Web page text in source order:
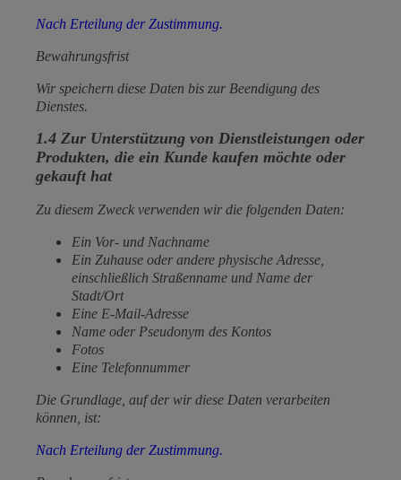
Nach Erteilung der Zustimmung.
Bewahrungsfrist
Wir speichern diese Daten bis zur Beendigung des
Dienstes.
1.4 Zur Unterstützung von Dienstleistungen oder
Produkten, die ein Kunde kaufen möchte oder
gekauft hat
Zu diesem Zweck verwenden wir die folgenden Daten:
Ein Vor- und Nachname
Ein Zuhause oder andere physische Adresse,
einschließlich Straßenname und Name der
Stadt/Ort
Eine E-Mail-Adresse
Name oder Pseudonym des Kontos
Fotos
Eine Telefonnummer
Die Grundlage, auf der wir diese Daten verarbeiten
können, ist:
Nach Erteilung der Zustimmung.